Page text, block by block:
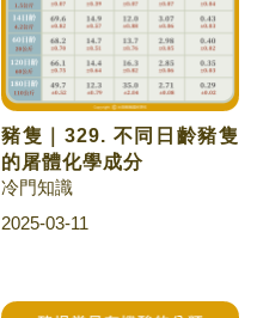
豬隻｜329. 不同日齡豬隻
的屠體化學成分
冷門知識
2025-03-11